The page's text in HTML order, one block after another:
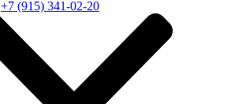
+7 (915) 341-02-20